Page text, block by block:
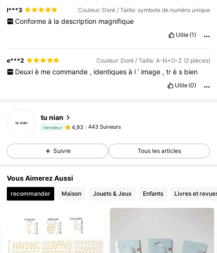
l***3 Couleur: Doré / Taille: symbole de numéro unique
Conforme à la description magnifique
Utile (1)
e***2 Couleur: Doré / Taille: A-N+O-Z (2 pièces)
Deuxi è me commande , identiques à l ’ image , tr è s bien
Utile (0)
tu nian
Vendeur 4,93 443 Suiveurs
Suivre Tous les articles
Vous Aimerez Aussi
recommander Maison Jouets & Jeux Enfants Livres et